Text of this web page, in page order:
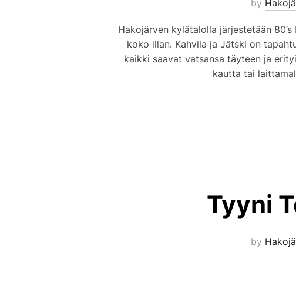
by
Hakojärven kylätalolla järjestetään
koko illan. Kahvila ja Jätski on
kaikki saavat vatsansa täyteen ja
kautta tai
Tyyni
by